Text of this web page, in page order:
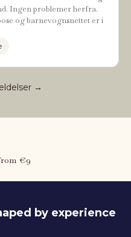
Ingen problemer herfra.
og barnevognsnettet er i
→
€9
by experience